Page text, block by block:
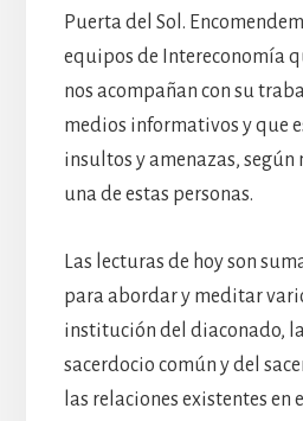
Puerta del Sol.
equipos de Intereconomía
nos acompañan con su
medios informativos y que
insultos y amenazas, según
una de estas personas.
Las lecturas de hoy son
para abordar y meditar
institución del diaconado,
sacerdocio común y del
las relaciones existentes en